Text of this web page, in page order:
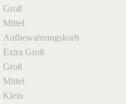
Groß
Mittel
Aufbewahrungskorb
Extra Groß
Groß
Mittel
Klein